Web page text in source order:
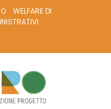
WELFARE DI